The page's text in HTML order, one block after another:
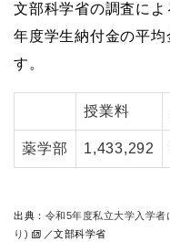
文部科学省の調査に
年度学生納付金の平
す。
授業料
薬学部 1,433,292
出典： 令和5年度私立大学入学
り)
／文部科学省